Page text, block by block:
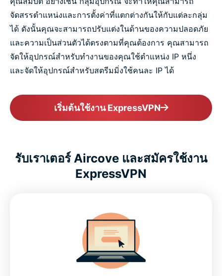
จัดสรรตำแหน่งและการตั้งค่าที่แตกต่างกันให้กับแต่ละกลุ่ม
ได้ ดังนั้นคุณจะสามารถปรับแต่งในด้านของความปลอดภัย
และความเป็นส่วนตัวได้ตรงตามที่คุณต้องการ คุณสามารถ
จัดให้อุปกรณ์สำหรับทำงานของคุณใช้ตำแหน่ง IP หนึ่ง
และจัดให้อุปกรณ์สำหรับสตรีมมิ่งใช้คนละ IP ได้
เริ่มต้นใช้งาน ExpressVPN
รับเราเตอร์ Aircove และสมัครใช้งาน
ExpressVPN